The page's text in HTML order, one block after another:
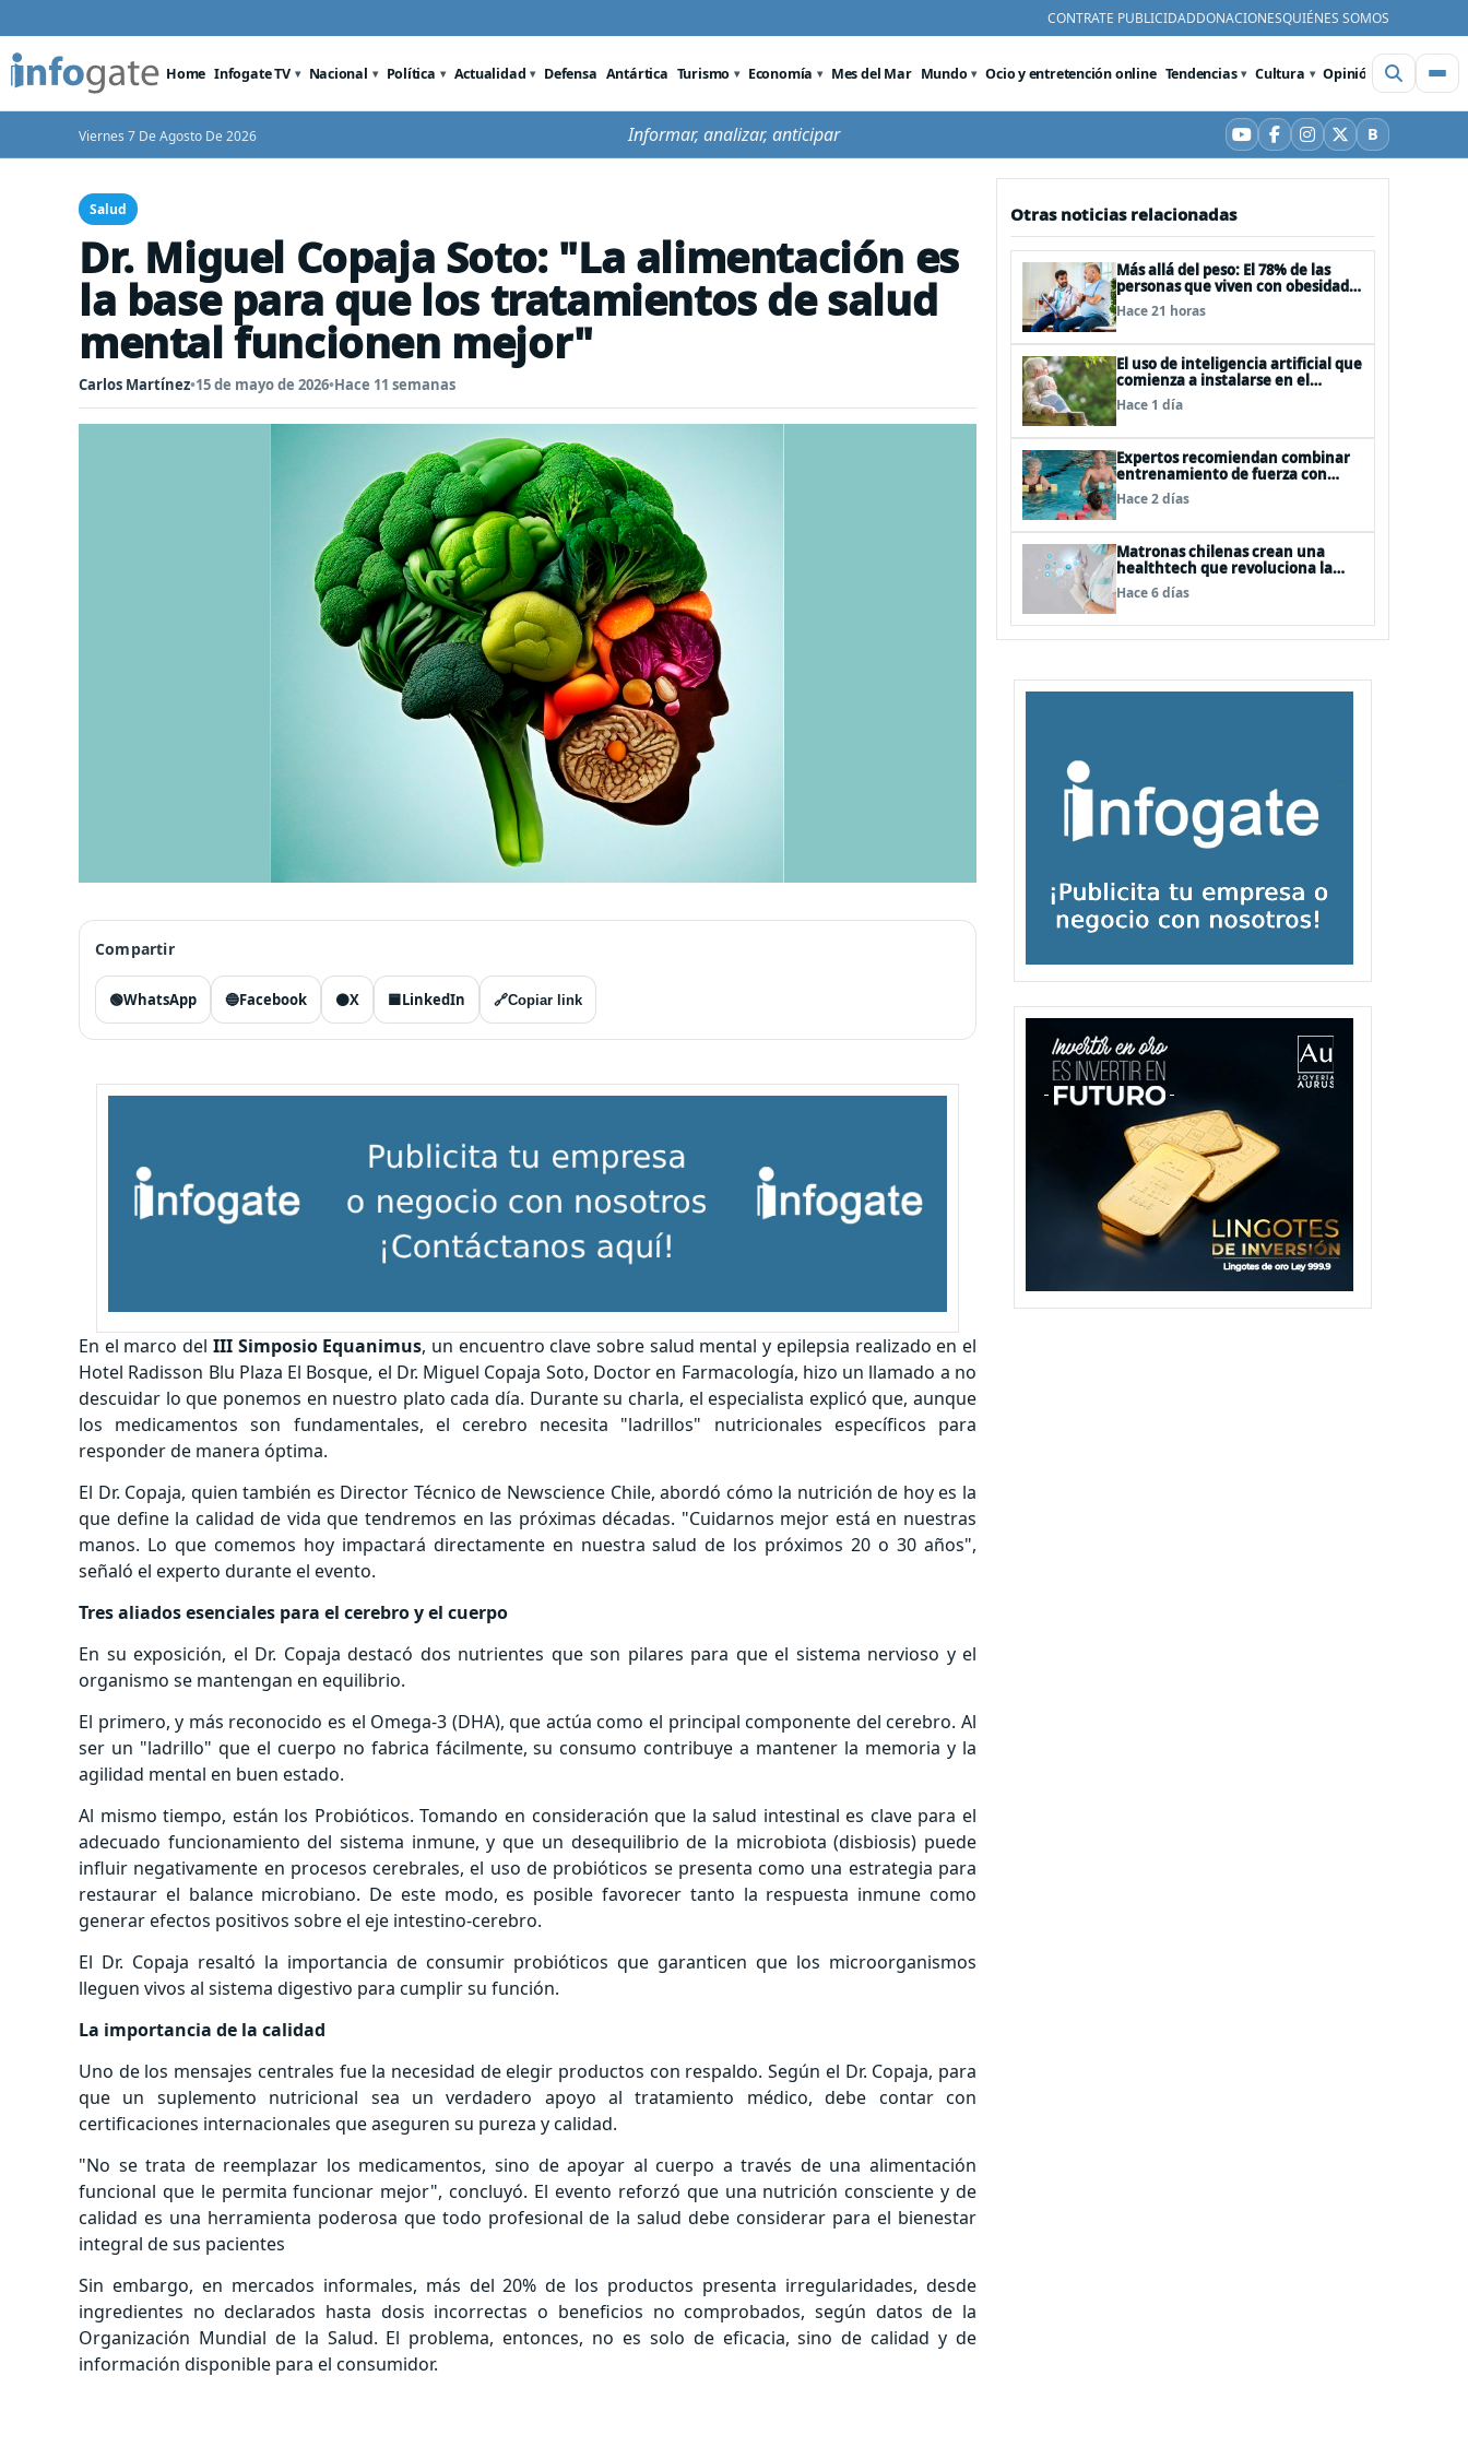
CONTRATE PUBLICIDADDONACIONESQUIÉNES SOMOS
Home Infogate TV Nacional Política Actualidad Defensa Antártica Turismo Economía Mes del Mar Mundo Ocio y entretención online Tendencias Cultura Opinión Videos
Viernes 7 De Agosto De 2026 Informar, analizar, anticipar YouTube
Facebook
Instagram
X BBluesky
Salud
Dr. Miguel Copaja Soto: "La alimentación es
la base para que los tratamientos de salud
mental funcionen mejor"
Carlos Martínez•15 de mayo de 2026•Hace 11 semanas
Compartir
🟢WhatsApp 🔵Facebook ⚫X 🟦LinkedIn 🔗Copiar link
En el marco del III Simposio Equanimus, un encuentro clave sobre salud mental y epilepsia realizado en el
Hotel Radisson Blu Plaza El Bosque, el Dr. Miguel Copaja Soto, Doctor en Farmacología, hizo un llamado a no
descuidar lo que ponemos en nuestro plato cada día. Durante su charla, el especialista explicó que, aunque
los medicamentos son fundamentales, el cerebro necesita "ladrillos" nutricionales específicos para
responder de manera óptima.
El Dr. Copaja, quien también es Director Técnico de Newscience Chile, abordó cómo la nutrición de hoy es la
que define la calidad de vida que tendremos en las próximas décadas. "Cuidarnos mejor está en nuestras
manos. Lo que comemos hoy impactará directamente en nuestra salud de los próximos 20 o 30 años",
señaló el experto durante el evento.
Tres aliados esenciales para el cerebro y el cuerpo
En su exposición, el Dr. Copaja destacó dos nutrientes que son pilares para que el sistema nervioso y el
organismo se mantengan en equilibrio.
El primero, y más reconocido es el Omega-3 (DHA), que actúa como el principal componente del cerebro. Al
ser un "ladrillo" que el cuerpo no fabrica fácilmente, su consumo contribuye a mantener la memoria y la
agilidad mental en buen estado.
Al mismo tiempo, están los Probióticos. Tomando en consideración que la salud intestinal es clave para el
adecuado funcionamiento del sistema inmune, y que un desequilibrio de la microbiota (disbiosis) puede
influir negativamente en procesos cerebrales, el uso de probióticos se presenta como una estrategia para
restaurar el balance microbiano. De este modo, es posible favorecer tanto la respuesta inmune como
generar efectos positivos sobre el eje intestino-cerebro.
El Dr. Copaja resaltó la importancia de consumir probióticos que garanticen que los microorganismos
lleguen vivos al sistema digestivo para cumplir su función.
La importancia de la calidad
Uno de los mensajes centrales fue la necesidad de elegir productos con respaldo. Según el Dr. Copaja, para
que un suplemento nutricional sea un verdadero apoyo al tratamiento médico, debe contar con
certificaciones internacionales que aseguren su pureza y calidad.
"No se trata de reemplazar los medicamentos, sino de apoyar al cuerpo a través de una alimentación
funcional que le permita funcionar mejor", concluyó. El evento reforzó que una nutrición consciente y de
calidad es una herramienta poderosa que todo profesional de la salud debe considerar para el bienestar
integral de sus pacientes
Sin embargo, en mercados informales, más del 20% de los productos presenta irregularidades, desde
ingredientes no declarados hasta dosis incorrectas o beneficios no comprobados, según datos de la
Organización Mundial de la Salud. El problema, entonces, no es solo de eficacia, sino de calidad y de
información disponible para el consumidor.
Otras noticias relacionadas
Más allá del peso: El 78% de las
personas que viven con obesidad
sufre estrés postraumático debido
al estigma
Hace 21 horas
El uso de inteligencia artificial que
comienza a instalarse en el
cuidado de personas mayores
Hace 1 día
Expertos recomiendan combinar
entrenamiento de fuerza con
natación para fortalecer la salud
Hace 2 días
Matronas chilenas crean una
healthtech que revoluciona la
formación clínica con simuladores
inteligentes
Hace 6 días